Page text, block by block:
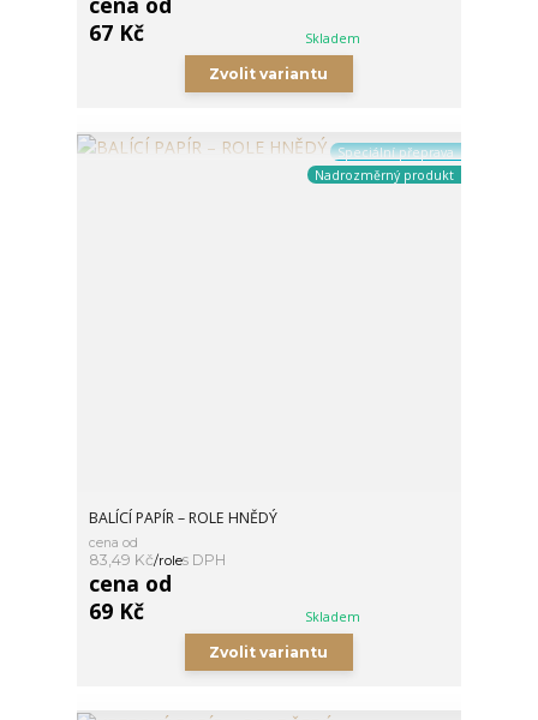
67 Kč
Skladem
Zvolit variantu
Speciální přeprava
Nadrozměrný produkt
BALÍCÍ PAPÍR – ROLE HNĚDÝ
cena od
83,49 Kč/role
cena od
69 Kč
Skladem
Zvolit variantu